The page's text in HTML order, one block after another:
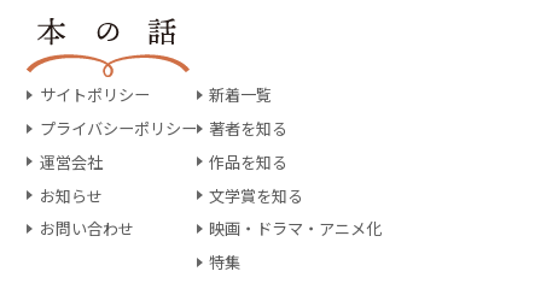
サイトポリシー
プライバシーポリシー
運営会社
お知らせ
お問い合わせ
新着一覧
著者を知る
作品を知る
文学賞を知る
映画・ドラマ・アニメ化
特集